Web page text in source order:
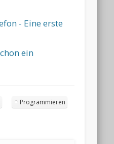
- Eine erste
ein
Programmieren